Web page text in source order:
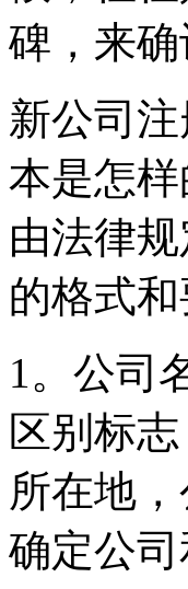
碑，来
新公司
本是怎
由法律
的格式
1。公司
区别标
所在地
确定公